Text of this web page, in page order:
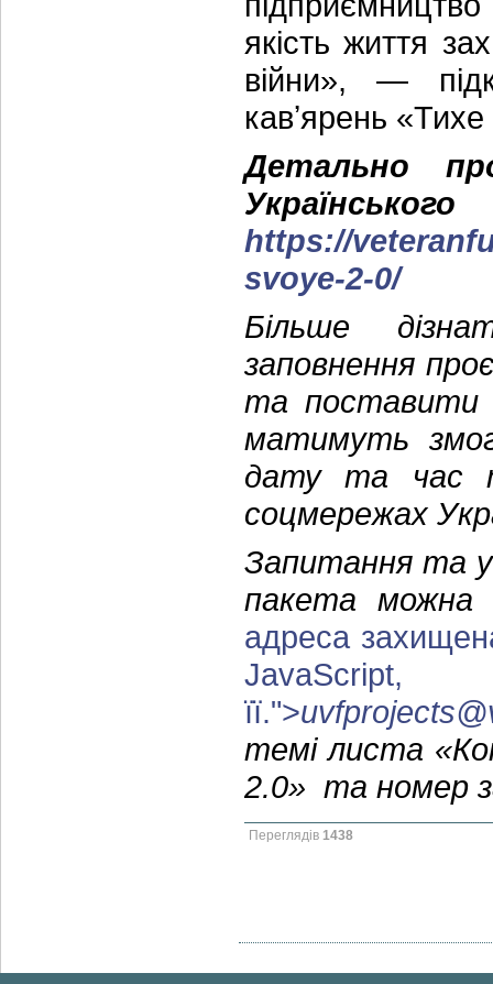
якість життя
війни», —
кавʼярень
Детально
https://
svoye-2-0/
Більше
заповнення
та поставити
матимуть
дату та час
соцмережах
Запитання та
пакета
адреса
її.">
темі листа «
2.0» та номер
Переглядів 1438